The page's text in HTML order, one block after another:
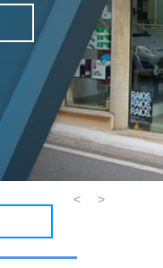
< >